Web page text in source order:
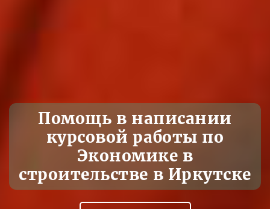
Помощь в написании
курсовой работы по
Экономике в
строительстве в Иркутске